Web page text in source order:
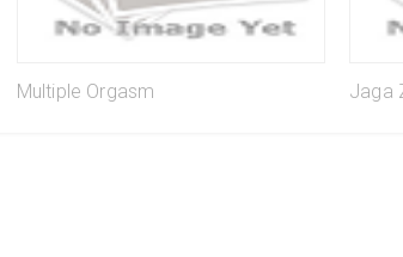
Multiple Orgasm Jaga